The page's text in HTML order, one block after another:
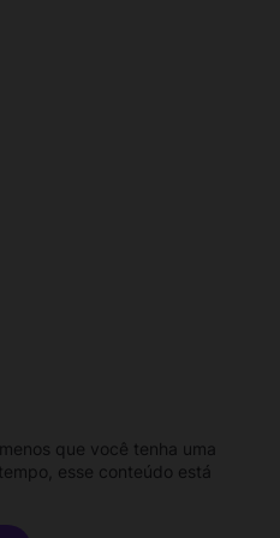
que você tenha uma
esse conteúdo está